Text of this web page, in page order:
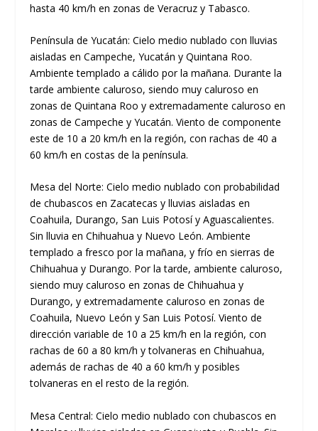
hasta 40 km/h en zonas de Veracruz y Tabasco.
Península de Yucatán: Cielo medio nublado con lluvias
aisladas en Campeche, Yucatán y Quintana Roo.
Ambiente templado a cálido por la mañana. Durante la
tarde ambiente caluroso, siendo muy caluroso en
zonas de Quintana Roo y extremadamente caluroso en
zonas de Campeche y Yucatán. Viento de componente
este de 10 a 20 km/h en la región, con rachas de 40 a
60 km/h en costas de la península.
Mesa del Norte: Cielo medio nublado con probabilidad
de chubascos en Zacatecas y lluvias aisladas en
Coahuila, Durango, San Luis Potosí y Aguascalientes.
Sin lluvia en Chihuahua y Nuevo León. Ambiente
templado a fresco por la mañana, y frío en sierras de
Chihuahua y Durango. Por la tarde, ambiente caluroso,
siendo muy caluroso en zonas de Chihuahua y
Durango, y extremadamente caluroso en zonas de
Coahuila, Nuevo León y San Luis Potosí. Viento de
dirección variable de 10 a 25 km/h en la región, con
rachas de 60 a 80 km/h y tolvaneras en Chihuahua,
además de rachas de 40 a 60 km/h y posibles
tolvaneras en el resto de la región.
Mesa Central: Cielo medio nublado con chubascos en